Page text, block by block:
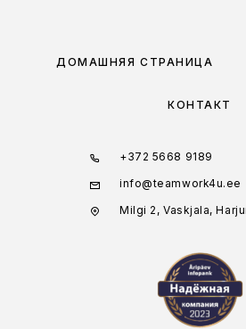
ДОМАШНЯЯ СТРАНИЦА
КОНТАКТ
+372 5668 9189
info@teamwork4u.ee
Milgi 2, Vaskjala,